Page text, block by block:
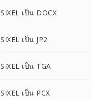
SIXEL เป็น DOCX
SIXEL เป็น JP2
SIXEL เป็น TGA
SIXEL เป็น PCX